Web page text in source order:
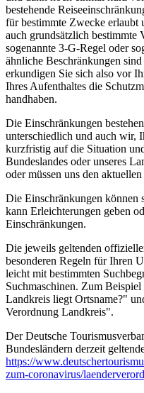
bestehende
für bestimmte Zwecke
auch grundsätzlich bestimmte
sogenannte 3-G-Regel oder
ähnliche Beschränkungen
erkundigen Sie sich also vor
Ihres Aufenthaltes die
handhaben.
Die Einschränkungen
unterschiedlich und auch wir,
kurzfristig auf die Situation
Bundeslandes oder unseres
oder müssen uns den
Die Einschränkungen können
kann Erleichterungen geben
Einschränkungen.
Die jeweils geltenden
besonderen Regeln für Ihren
leicht mit bestimmten
Suchmaschinen. Zum
Landkreis liegt Ortsname?"
Verordnung Landkreis".
Der Deutsche
Bundesländern derzeit
https://
zum-coronavirus/­